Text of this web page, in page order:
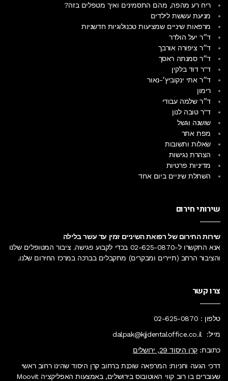
ריח רע מהפה, מהם התסמינים ואיך מטפלים בזה?
מניעת עששת לילדים
מרפאות שיניים שמציעות טכנולוגיות חדשניות
ד״ר יעל הולדר
ד״ר ציפורה אורבך
ד״ר סמנתה ראסך
ד"ר דוד בלקין
ד״ר אתי ינקוביץ׳-נאור
רימון
ד״ר שלמה עבודי
ד"ר טובה לנון
שושנה וגשל
מפת אתר
שאלות ותשובות
הצהרת נגישות
מדיניות פרטיות
השתלת שיניים ביום אחד
שירותי חירום
שירות החירום של רפואת השיניים זמין עד עשר בלילה
אנא התקשרו ל-02-625-0870 בכדי לקבוע פגישה. ציבור המטופלים שלנו
והציבור הרחב (תיירים ומבקרים) מתקבלים בברכהבמרכז החירום שלנו.
צרו קשר
טלפון : 02-625-0870
מייל:
dalpak@kjjdentaloffice.co.il
כתובת:קרן היסוד 29, ירושלים
דרכי הגעה וחניות: המרפאה שוכנת ברחוב קרן היסוד שהינו רחוב ראשי
שעוברים בו רוב קווי האוטובוס בירושלים, באמצעות האפליקציה Moovit